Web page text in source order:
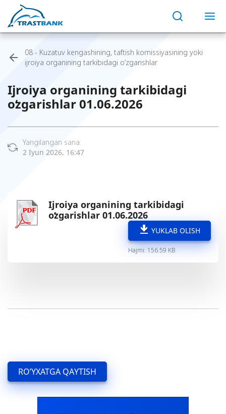
08 - Kuzatuv kengashining, taftish komissiyasining yoki
ijroiya organining tarkibidagi o‘zgarishlar
Ijroiya organining tarkibidagi
oʻzgarishlar 01.06.2026
Yangilangan sana:
2 Iyun 2026, 16:47
Ijroiya organining tarkibidagi
oʻzgarishlar 01.06.2026
YUKLAB OLISH
Hajmi: 156.59 KB
RO’YXATGA QAYTISH